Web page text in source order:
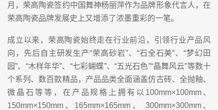
月，荣高陶瓷签约中国舞神杨丽萍作为品牌形象代言人，在
荣高陶瓷品牌发展史上又增添了浓墨重彩的一笔。
成立以来，荣高陶瓷始终走在行业前沿，引领行业产品风
向，先后自主研发生产“荣高砂岩”、“石全石美”、“梦幻田
园”、“木样年华”、“七彩蝴蝶”、“五光石色”“晶舞风云”等数十
个系列、数百款精品，产品品类全面涵盖仿古砖、全抛釉、
微晶石等等，在产品规格上拥有以100mm×100mm、
150mm×150mm、165mm×165mm、 300mm×300mm、